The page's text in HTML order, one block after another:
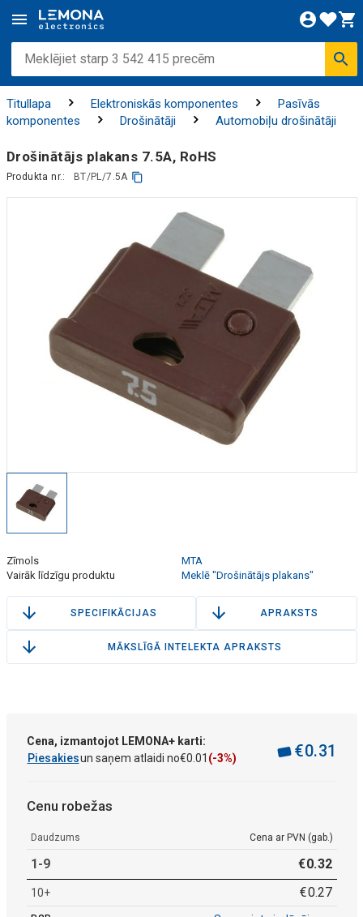
Titullapa Elektroniskās komponentes
Pasīvās
komponentes
Drošinātāji Automobiļu drošinātāji
Drošinātājs plakans 7.5A, RoHS
Produkta nr.: BT/PL/7.5A
Zīmols
MTA
Vairāk līdzīgu produktu
Meklē "Drošinātājs plakans"
SPECIFIKĀCIJAS APRAKSTS
MĀKSLĪGĀ INTELEKTA APRAKSTS
Cena, izmantojot LEMONA+ karti:
Piesakiesun saņem atlaidi no€0 01 (-3%) €0.31
Cenu robežas
Daudzums Cena ar PVN (gab.)
1-9 €0.32
10+ €0.27